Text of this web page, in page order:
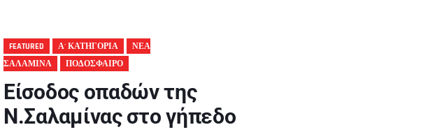
FEATURED Α' ΚΑΤΗΓΟΡΙΑ
ΝΕΑ
ΣΑΛΑΜΙΝΑ
ΠΟΔΟΣΦΑΙΡΟ
Είσοδος οπαδών της
Ν.Σαλαμίνας στο γήπεδο